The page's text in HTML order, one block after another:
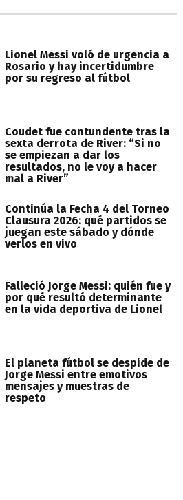
Lionel Messi voló de urgencia a
Rosario y hay incertidumbre
por su regreso al fútbol
Coudet fue contundente tras la
sexta derrota de River: “Si no
se empiezan a dar los
resultados, no le voy a hacer
mal a River”
Continúa la Fecha 4 del Torneo
Clausura 2026: qué partidos se
juegan este sábado y dónde
verlos en vivo
Falleció Jorge Messi: quién fue y
por qué resultó determinante
en la vida deportiva de Lionel
El planeta fútbol se despide de
Jorge Messi entre emotivos
mensajes y muestras de
respeto